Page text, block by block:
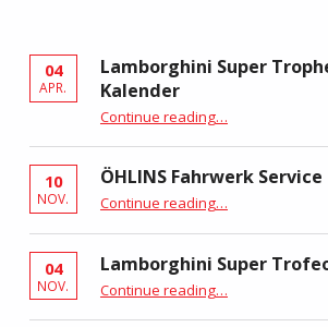
04
APR.
Lamborghini Super
Kalender
Continue reading“Lamborghini Super Tropheo EU 2022 Kalender”
…
10
NOV.
ÖHLINS Fahrwerk Service
Continue reading…
04
NOV.
Lamborghini Super
Continue reading…